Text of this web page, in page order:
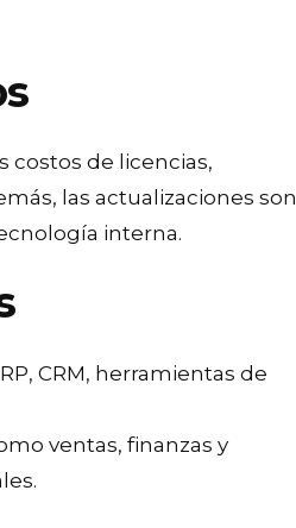
costos de licencias,
las actualizaciones son
interna.
CRM, herramientas de
ventas, finanzas y